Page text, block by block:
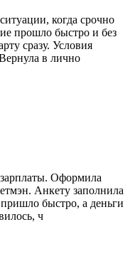
когда срочно
прошло быстро и без
сразу. Условия
в лично
Оформила
Анкету заполнила
быстро, а деньги
ч